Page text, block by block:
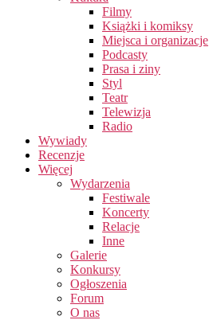
Filmy
Książki i komiksy
Miejsca i organizacje
Podcasty
Prasa i ziny
Styl
Teatr
Telewizja
Radio
Wywiady
Recenzje
Więcej
Wydarzenia
Festiwale
Koncerty
Relacje
Inne
Galerie
Konkursy
Ogłoszenia
Forum
O nas